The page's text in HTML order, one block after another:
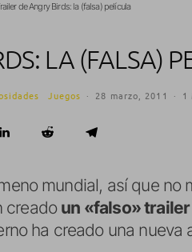
de Angry Birds: la (falsa) película
LA (FALSA)
Juegos · 28 marzo, 2011 · 1
mundial, así que no
creadoun «falso»
ha creado una nueva